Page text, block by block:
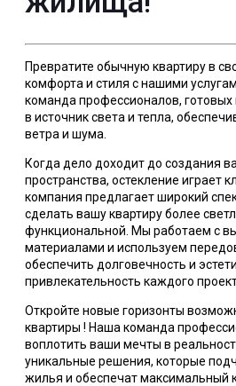
Превратите обычную квартиру в
комфорта и стиля с нашими
команда профессионалов,
в источник света и тепла,
ветра и шума.
Когда дело доходит до создания
пространства, остекление играет
компания предлагает широкий
сделать вашу квартиру более
функциональной. Мы работаем с
материалами и используем
обеспечить долговечность и
привлекательность каждого
Откройте новые горизонты
квартиры ! Наша команда
воплотить ваши мечты в
уникальные решения, которые
жилья и обеспечат максимальный